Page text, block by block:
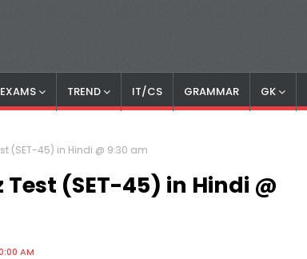
TREND IT/CS GRAMMAR GK
(SET-45) in Hindi @ 9:30 am
Test (SET-45) in Hindi @
AM